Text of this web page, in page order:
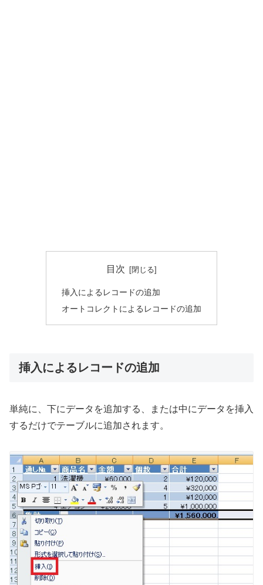
目次
挿入によるレコードの追加
オートコレクトによるレコードの追加
挿入によるレコードの追加
単純に、下にデータを追加する、または中にデータを挿入
するだけでテーブルに追加されます。